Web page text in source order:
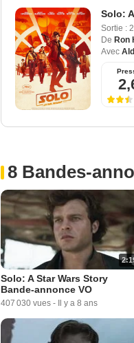
Solo:
Sortie :
De Ron
Avec
8 Bandes-
Solo: A Star Wars Story
Bande-annonce VO
407 030 vues - Il y a 8 ans